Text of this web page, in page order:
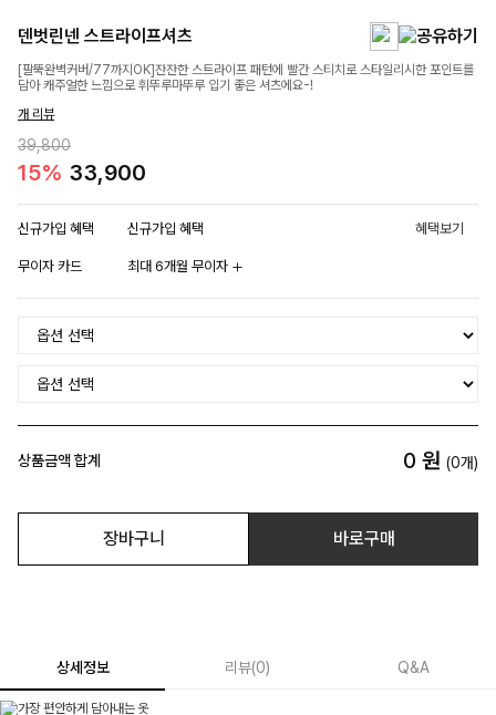
덴벗린넨 스트라이프셔츠
[팔뚝완벽커버/77까지OK]잔잔한 스트라이프 패턴에 빨간 스티치로 스타일리시한 포인트를
담아 캐주얼한 느낌으로 휘뚜루마뚜루 입기 좋은 셔츠에요-!
개 리뷰
39,800
15% 33,900
신규가입 혜택 신규가입 혜택 혜택보기
무이자 카드 최대 6개월 무이자
상품금액 합계 0 원 (0개)
장바구니 바로구매
상세정보 리뷰(0) Q&A